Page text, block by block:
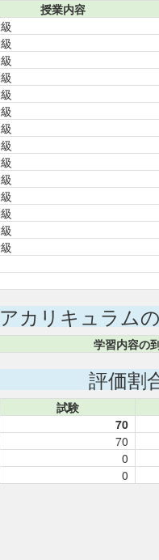
授業内容
カリキュラム
学習内容の
評価割
試験
70
70
0
0